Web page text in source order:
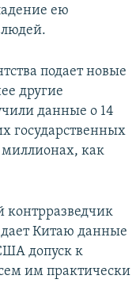
ею
людей.
подает новые
другие
данные о 14
как
Китаю данные
допуск к
им практически